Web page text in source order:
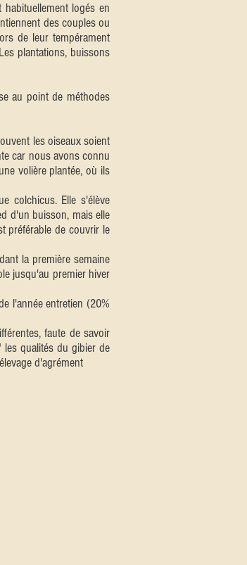
logés en
des couples ou
de leur tempérament
plantations, buissons
au point de méthodes
les oiseaux soient
car nous avons connu
volière plantée, où ils
colchicus. Elle s'élève
d'un buisson, mais elle
préférable de couvrir le
la première semaine
jusqu'au premier hiver
l'année entretien (20%
faute de savoir
les qualités du gibier de
d'agrément